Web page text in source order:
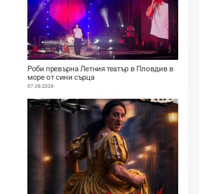
Роби превърна Летния театър в Пловдив в
море от сини сърца
07.08.2026